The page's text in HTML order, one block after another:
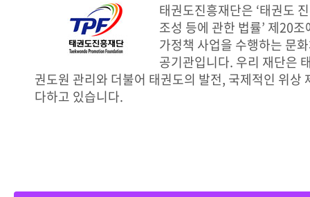
태권도진흥재단은 ‘태권도
조성 등에 관한 법률’ 제20
가정책 사업을 수행하는 문
공기관입니다. 우리 재단은
권도원 관리와 더불어 태권도의 발전, 국제적인 위상
다하고 있습니다.